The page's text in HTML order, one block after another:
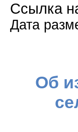
Ссылка
Дата
Об